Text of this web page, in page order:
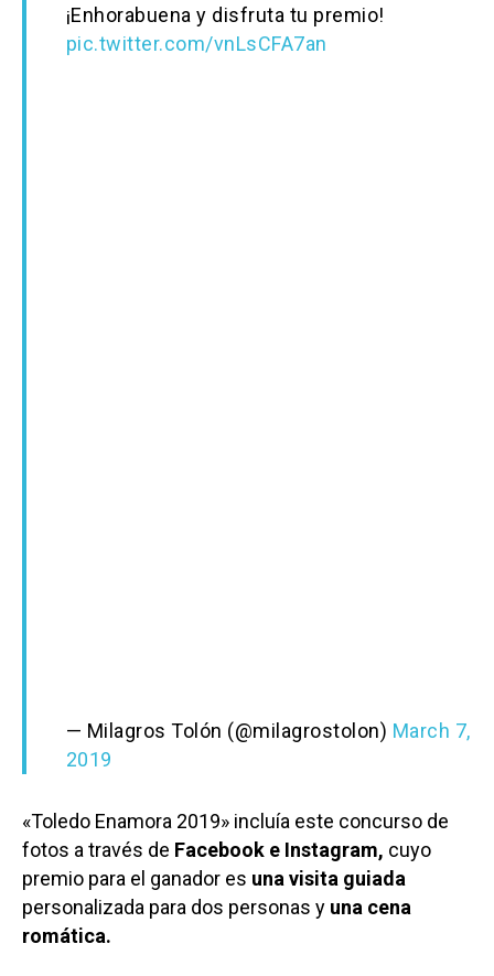
¡Enhorabuena y disfruta tu premio!
pic.twitter.com/vnLsCFA7an
— Milagros Tolón (@milagrostolon) March 7,
2019
«Toledo Enamora 2019» incluía este concurso de
fotos a través de Facebook e Instagram, cuyo
premio para el ganador es una visita guiada
personalizada para dos personas y una cena
romática.